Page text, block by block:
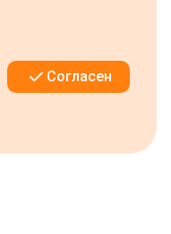
Согласен